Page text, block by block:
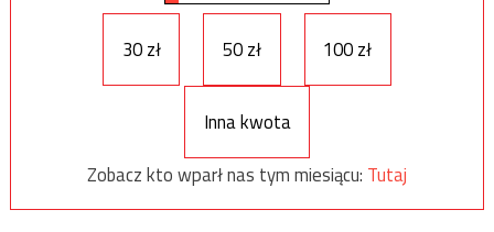
30 zł 50 zł 100 zł
Inna kwota
Zobacz kto wparł nas tym miesiącu: Tutaj